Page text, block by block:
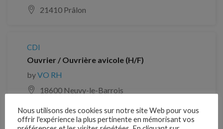
21410 Prâlon
CDI
Ouvrier / Ouvrière avicole (H/F)
byVO RH
18600 Neuvy-le-Barrois
Nous utilisons des cookies sur notre site Web pour vous
offrir l'expérience la plus pertinente en mémorisant vos